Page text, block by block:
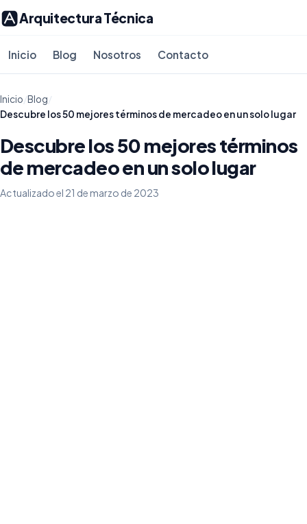
Arquitectura Técnica
Inicio Blog Nosotros Contacto
Inicio/Blog/
Descubre los 50 mejores términos de mercadeo en un solo lugar
Descubre los 50 mejores términos
de mercadeo en un solo lugar
Actualizado el 21 de marzo de 2023